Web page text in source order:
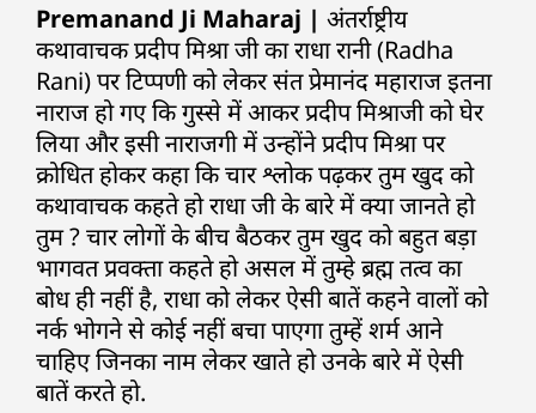
Premanand Ji Maharaj | अंतर्राष्ट्रीय
कथावाचक प्रदीप मिश्रा जी का राधा रानी (Radha
Rani) पर टिप्पणी को लेकर संत प्रेमानंद महाराज इतना
नाराज हो गए कि गुस्से में आकर प्रदीप मिश्राजी को घेर
लिया और इसी नाराजगी में उन्होंने प्रदीप मिश्रा पर
क्रोधित होकर कहा कि चार श्लोक पढ़कर तुम खुद को
कथावाचक कहते हो राधा जी के बारे में क्या जानते हो
तुम ? चार लोगों के बीच बैठकर तुम खुद को बहुत बड़ा
भागवत प्रवक्ता कहते हो असल में तुम्हे ब्रह्म तत्व का
बोध ही नहीं है, राधा को लेकर ऐसी बातें कहने वालों को
नर्क भोगने से कोई नहीं बचा पाएगा तुम्हें शर्म आने
चाहिए जिनका नाम लेकर खाते हो उनके बारे में ऐसी
बातें करते हो.